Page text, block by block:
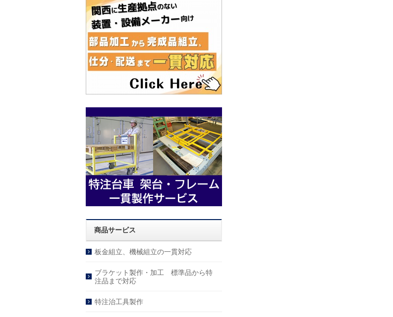
商品サービス
板金組立、機械組立の一貫対応
ブラケット製作・加工 標準品から特
注品まで対応
特注治工具製作